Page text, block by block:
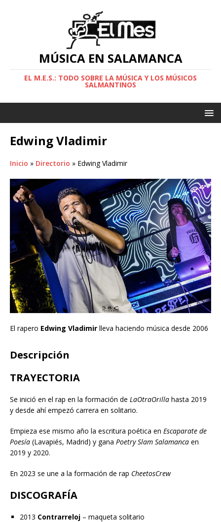
MÚSICA EN SALAMANCA
EL M.E.S.: TODO SOBRE LA MÚSICA Y LOS MÚSICOS
SALMANTINOS
Edwing Vladimir
Inicio » Directorio » Edwing Vladimir
El rapero Edwing Vladimir lleva haciendo música desde 2006
Descripción
TRAYECTORIA
Se inició en el rap en la formación de LaOtraOrilla hasta 2019
y desde ahí empezó carrera en solitario.
Empieza ese mismo año la escritura poética en Escaparate de
Poesía (Lavapiés, Madrid) y gana Poetry Slam Salamanca en
2019 y 2020.
En 2023 se une a la formación de rap CheetosCrew
DISCOGRAFÍA
2013 Contrarreloj – maqueta solitario